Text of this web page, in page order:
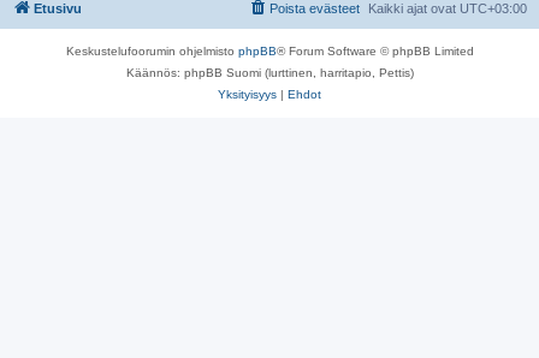
Etusivu Kaikki ajat ovat UTC+03:00
Poista evästeet
Keskustelufoorumin ohjelmisto phpBB® Forum Software © phpBB Limited
Käännös: phpBB Suomi (lurttinen, harritapio, Pettis)
Yksityisyys | Ehdot